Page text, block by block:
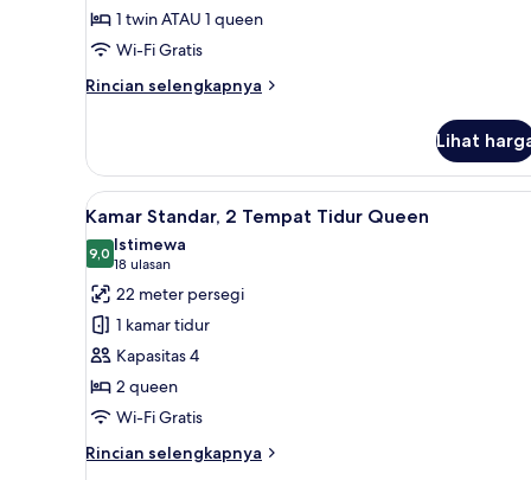
1 twin ATAU 1 queen
Wi-Fi Gratis
Rincian selengkapnya
Rincian
Kamar
Standar
Lihat
Lihat
semua
foto
untuk
Kamar
Standar,
2
Tempat
Tidur
Queen
Kamar Standar, 2 Tempat
5
Kamar Standar, 2 Tempat Tidur Queen
9,09,0 dari 10
Istimewa
18 ulasan
(18
ulasan)
22 meter persegi
1 kamar tidur
Kapasitas 4
2 queen
Wi-Fi Gratis
Rincian selengkapnya
Rincian